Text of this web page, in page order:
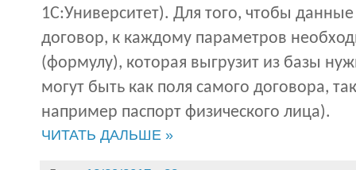
1С:Университет). Для того, чтобы данные
договор, к каждому параметров
(формулу), которая выгрузит из базы
могут быть как поля самого договора,
например паспорт физического лица).
ЧИТАТЬ ДАЛЬШЕ »